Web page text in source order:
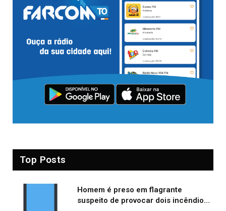
Top Posts
Homem é preso em flagrante
suspeito de provocar dois incêndios